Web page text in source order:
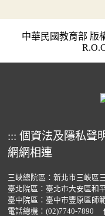
中華民國教育部 版
::: 個資法及隱私聲
網網相連
三峽總院區：新北市三峽區
臺北院區：臺北市大安區和
臺中院區：臺中市豐原區師
電話總機： (02)7740-7890